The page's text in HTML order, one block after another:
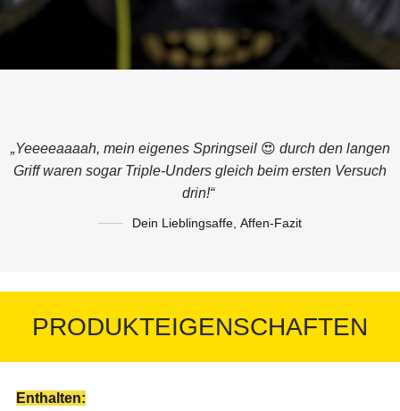
„Yeeeeaaaah, mein eigenes Springseil 😍 durch den langen
Griff waren sogar Triple-Unders gleich beim ersten Versuch
drin!“
Dein Lieblingsaffe Affen-Fazit
PRODUKTEIGENSCHAFTEN
Enthalten: